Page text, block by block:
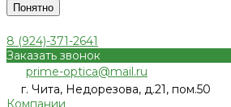
Понятно
8 (924)-371-2641
Заказать звонок
prime-optica@mail.ru
г. Чита, Недорезова, д.21, пом.50
Компании